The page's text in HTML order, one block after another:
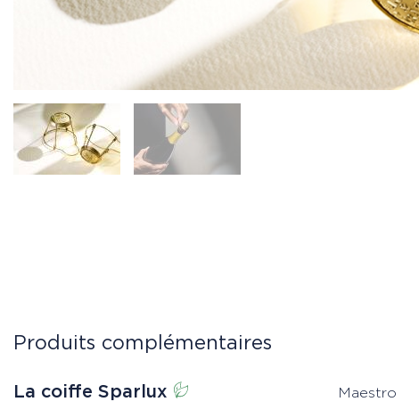
Produits complémentaires
La coiffe Sparlux Maestro